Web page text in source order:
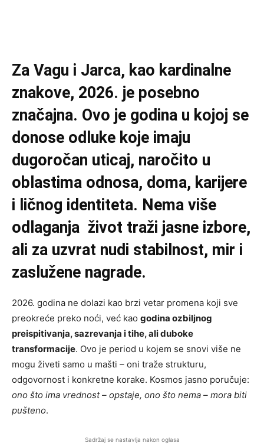
Za Vagu i Jarca, kao kardinalne
znakove, 2026. je posebno
značajna. Ovo je godina u kojoj se
donose odluke koje imaju
dugoročan uticaj, naročito u
oblastima odnosa, doma, karijere
i ličnog identiteta. Nema više
odlaganja život traži jasne izbore,
ali za uzvrat nudi stabilnost, mir i
zaslužene nagrade.
2026. godina ne dolazi kao brzi vetar promena koji sve
preokreće preko noći, već kao godina ozbiljnog
preispitivanja, sazrevanja i tihe, ali duboke
transformacije. Ovo je period u kojem se snovi više ne
mogu živeti samo u mašti – oni traže strukturu,
odgovornost i konkretne korake. Kosmos jasno poručuje:
ono što ima vrednost – opstaje, ono što nema – mora biti
pušteno.
Sadržaj se nastavlja nakon oglasa